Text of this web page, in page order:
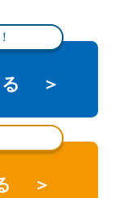
る ＞
＞